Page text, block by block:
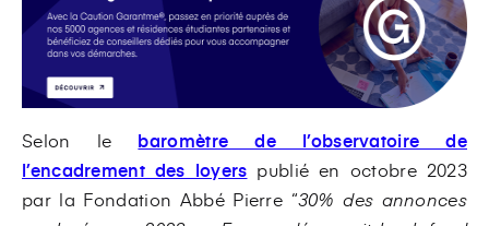
Selon le baromètre de l’observatoire de
l’encadrement des loyers publié en octobre 2023
par la Fondation Abbé Pierre “30% des annonces